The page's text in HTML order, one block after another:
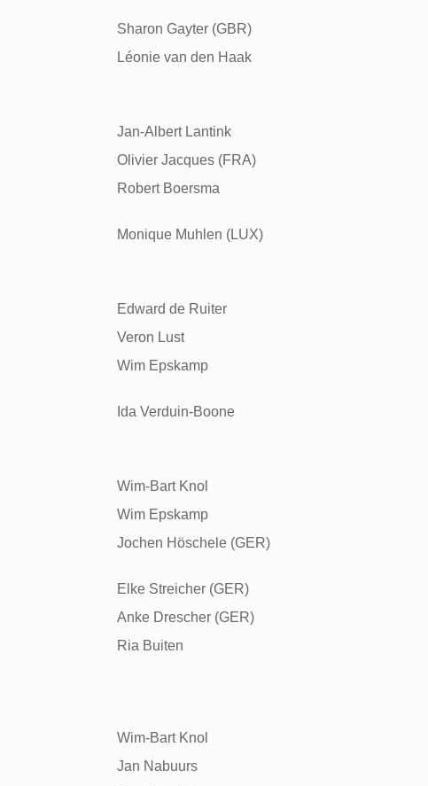
Sharon Gayter (GBR)
Léonie van den Haak
Jan-Albert Lantink
Olivier Jacques (FRA)
Robert Boersma
Monique Muhlen (LUX)
Edward de Ruiter
Veron Lust
Wim Epskamp
Ida Verduin-Boone
Wim-Bart Knol
Wim Epskamp
Jochen Höschele (GER)
Elke Streicher (GER)
Anke Drescher (GER)
Ria Buiten
Wim-Bart Knol
Jan Nabuurs